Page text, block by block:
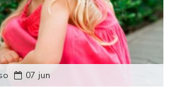
07 jun